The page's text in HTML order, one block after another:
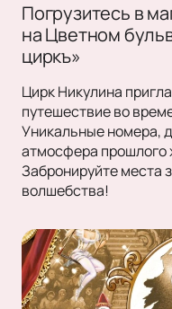
Погрузитесь в
на Цветном
циркъ»
Цирк Никулина
путешествие во
Уникальные номера,
атмосфера прошлого
Забронируйте места
волшебства!